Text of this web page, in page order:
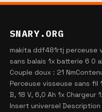
SNARY.ORG
makita ddf481rtj perceuse
sans balais 1x batterie 6 0
Couple doux : 21
Perceuse visseuse sans fil
B, 18 V, 6,0 Ah 1x
Insert universel